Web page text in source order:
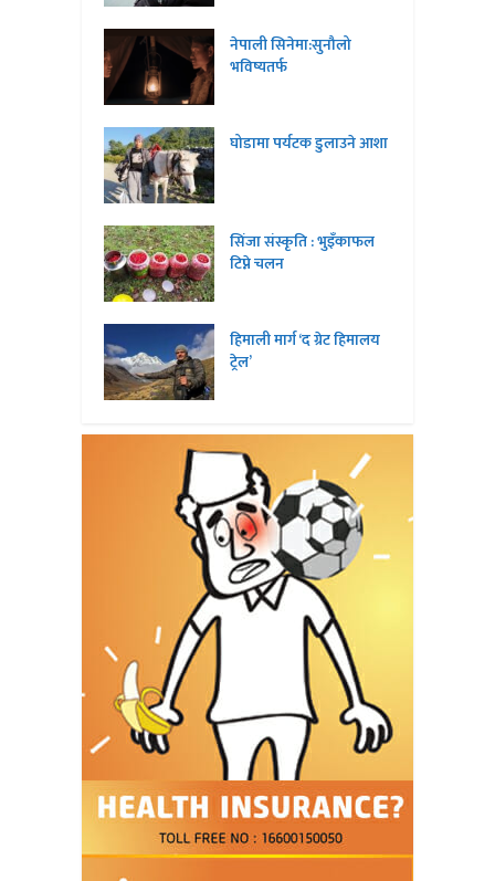
नेपाली सिनेमा:सुनौलो
भविष्यतर्फ
घोडामा पर्यटक डुलाउने आशा
सिंजा संस्कृति : भुइँकाफल
टिप्ने चलन
हिमाली मार्ग ‘द ग्रेट हिमालय
ट्रेल’